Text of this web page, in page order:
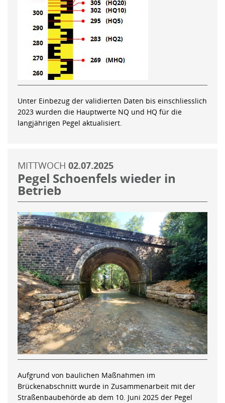
Unter Einbezug der validierten Daten bis einschliesslich
2023 wurden die Hauptwerte NQ und HQ für die
langjährigen Pegel aktualisiert.
MITTWOCH 02.07.2025
Pegel Schoenfels wieder in
Betrieb
Aufgrund von baulichen Maßnahmen im
Brückenabschnitt wurde in Zusammenarbeit mit der
Straßenbaubehörde ab dem 10. Juni 2025 der Pegel